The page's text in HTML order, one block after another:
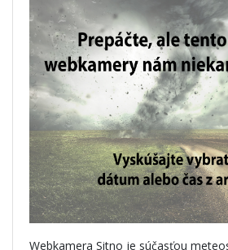
Webkamera Sitno je súčasťou